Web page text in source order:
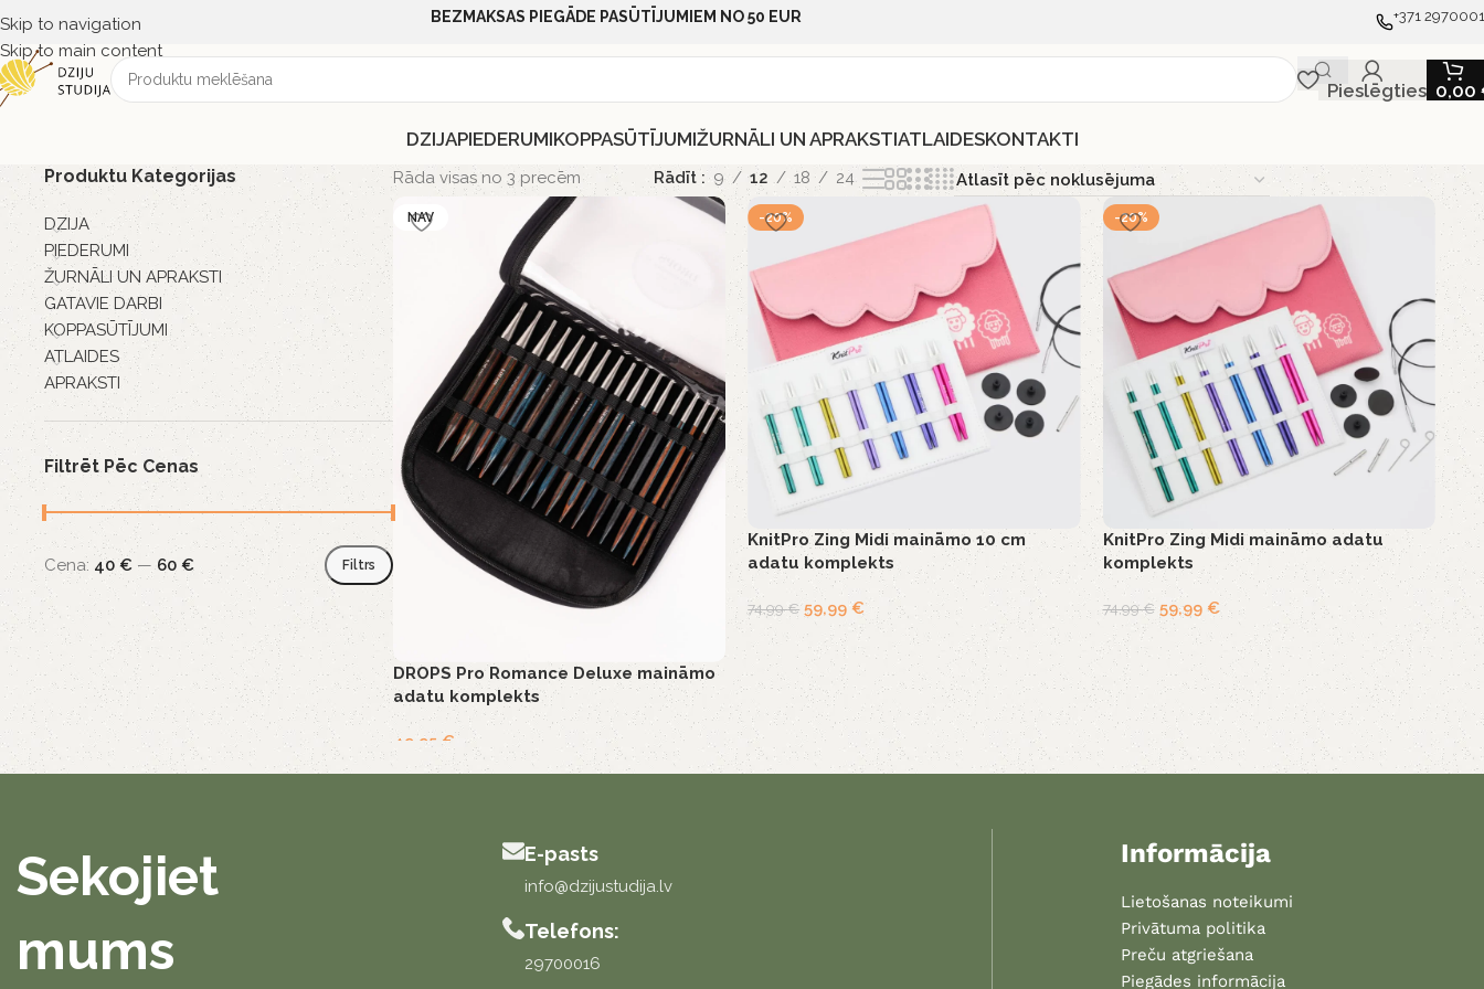
Skip to navigation
Skip to main content
BEZMAKSAS PIEGĀDE PASŪTĪJUMIEM NO 50 EUR +371
Pieslēgties 0,00
DZIJAPIEDERUMIKOPPASŪTĪJUMIŽURNĀLI UN APRAKSTIATLAIDESKONTAKTI
Produktu Kategorijas
DZIJA
PIEDERUMI
ŽURNĀLI UN APRAKSTI
GATAVIE DARBI
KOPPASŪTĪJUMI
ATLAIDES
APRAKSTI
Filtrēt Pēc Cenas
Filtrs
Cena: 40 € —60 €
Rāda visas no 3 precēm Rādīt 9 12 18 24
NAV
DROPS Pro Romance Deluxe maināmo
adatu komplekts
49,95 €
-20%
KnitPro Zing Midi maināmo 10 cm
adatu komplekts
74,99€ 59,99€
-20%
KnitPro Zing Midi maināmo adatu
komplekts
74,99€ 59,99 €
Sekojiet
mums
E-pasts
info@dzijustudija.lv
Telefons:
29700016
Informācija
Lietošanas noteikumi
Privātuma politika
Preču atgriešana
Piegādes informācija